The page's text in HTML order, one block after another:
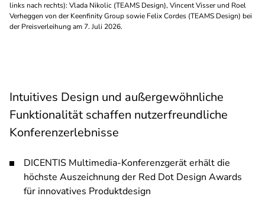
links nach rechts): Vlada Nikolic (TEAMS Design), Vincent Visser und Roel
Verheggen von der Keenfinity Group sowie Felix Cordes (TEAMS Design) bei
der Preisverleihung am 7. Juli 2026.
Intuitives Design und außergewöhnliche
Funktionalität schaffen nutzerfreundliche
Konferenzerlebnisse
DICENTIS Multimedia-Konferenzgerät erhält die
höchste Auszeichnung der Red Dot Design Awards
für innovatives Produktdesign